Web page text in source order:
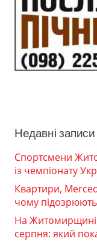
Недавні записи
Спортсмени
із чемпіонату
Квартири,
чому
На Житомирщині
серпня: який